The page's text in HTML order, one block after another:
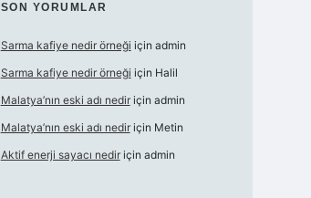
SON YORUMLAR
Sarma kafiye nedir örneği için admin
Sarma kafiye nedir örneği için Halil
Malatya’nın eski adı nediriçin admin
Malatya’nın eski adı nediriçin Metin
Aktif enerji sayacı nediriçin admin